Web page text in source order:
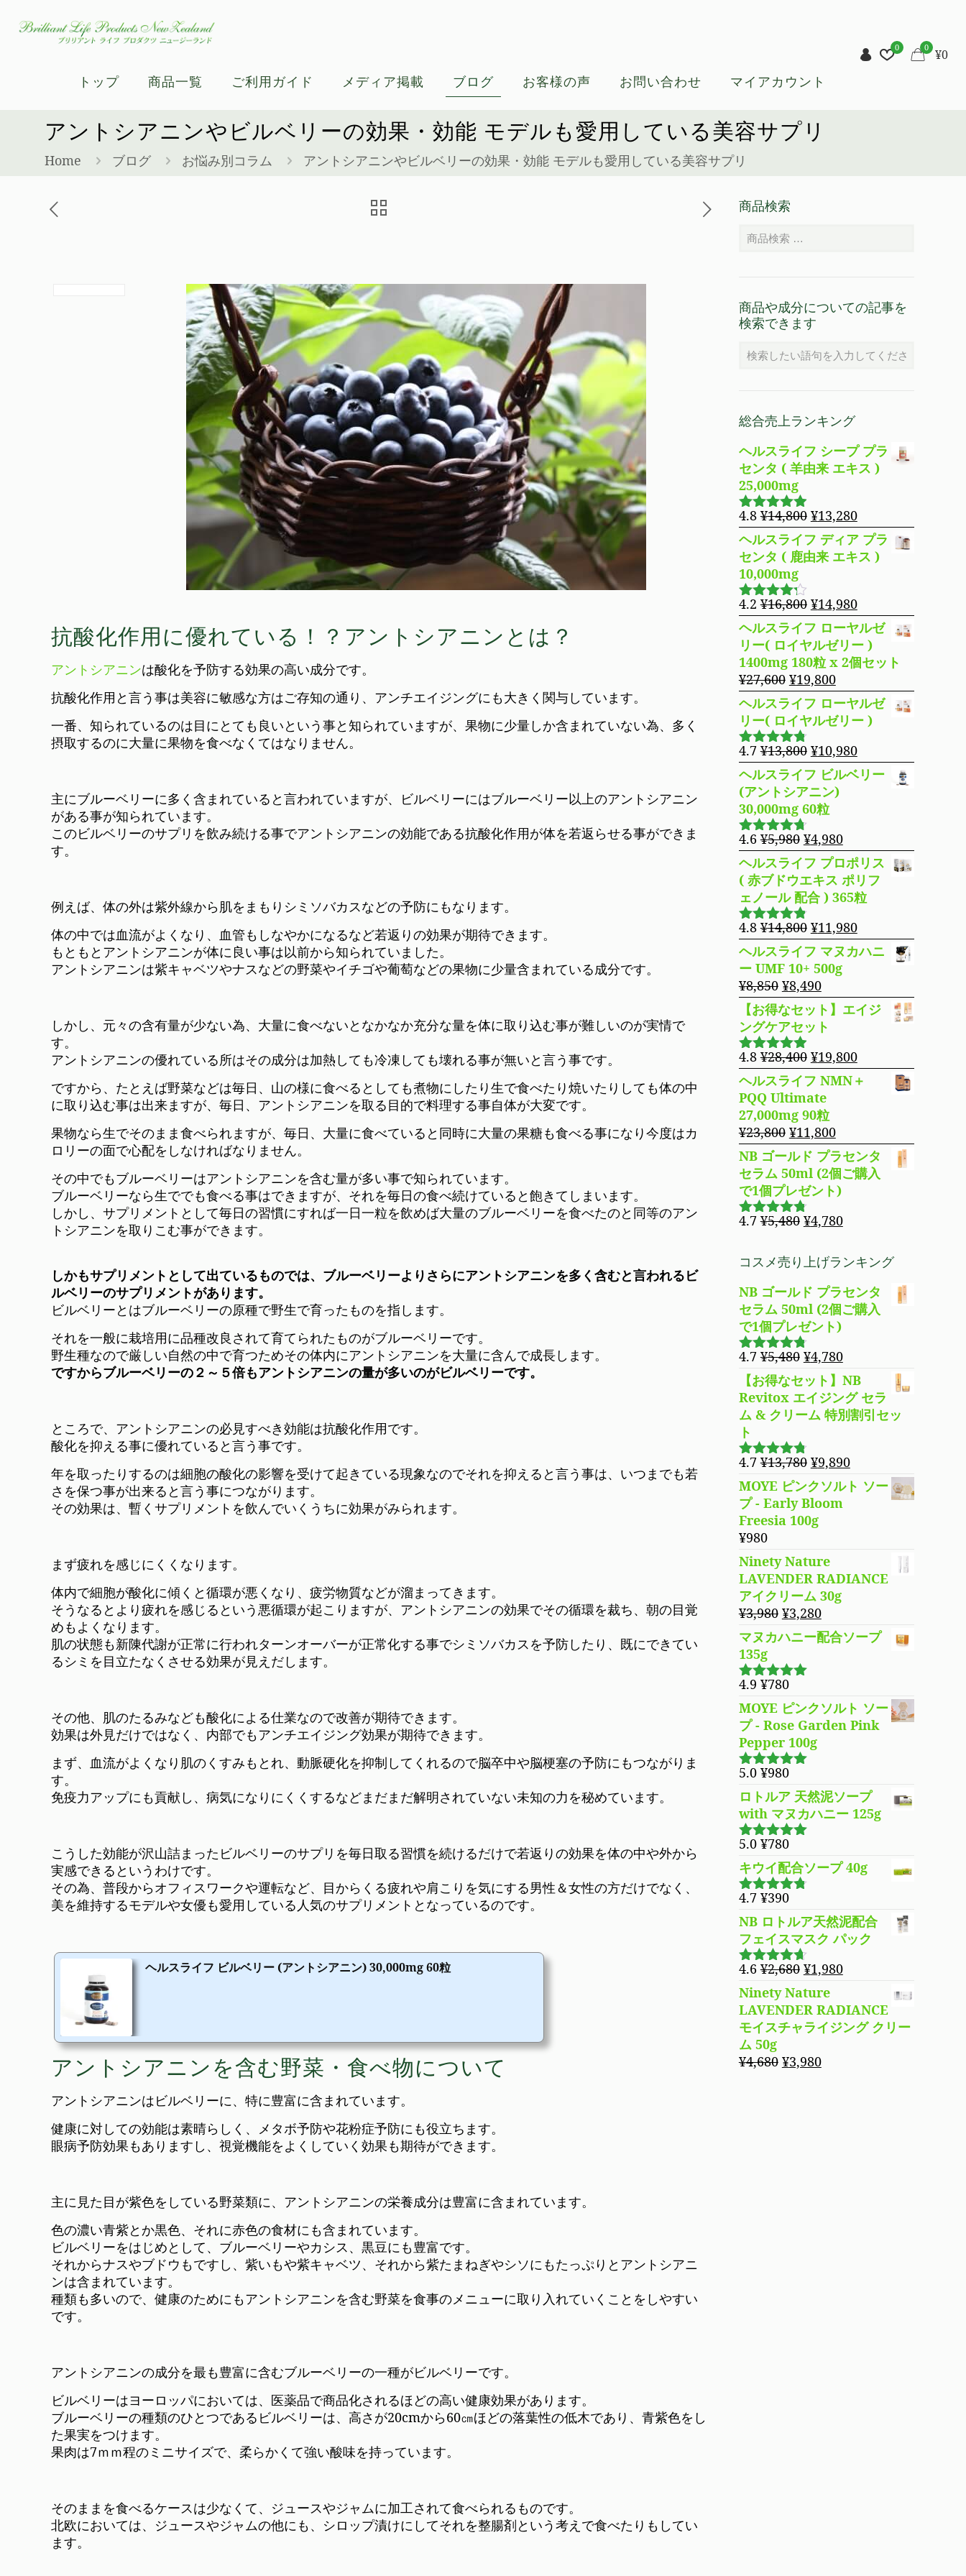
トップ 商品一覧 ご利用ガイド メディア掲載 ブログ お客様の声 お問い合わせ マイアカウント
0 0 ¥0
アントシアニンやビルベリーの効果・効能 モデルも愛用している美容サプリ
Home ブログ お悩み別コラム アントシアニンやビルベリーの効果・効能 モデルも愛用している美容サプリ
抗酸化作用に優れている！？アントシアニンとは？
アントシアニンは酸化を予防する効果の高い成分です。
抗酸化作用と言う事は美容に敏感な方はご存知の通り、アンチエイジングにも大きく関与しています。
一番、知られているのは目にとても良いという事と知られていますが、果物に少量しか含まれていない為、多く
摂取するのに大量に果物を食べなくてはなりません。
主にブルーベリーに多く含まれていると言われていますが、ビルベリーにはブルーベリー以上のアントシアニン
がある事が知られています。
このビルベリーのサプリを飲み続ける事でアントシアニンの効能である抗酸化作用が体を若返らせる事ができま
す。
例えば、体の外は紫外線から肌をまもりシミソバカスなどの予防にもなります。
体の中では血流がよくなり、血管もしなやかになるなど若返りの効果が期待できます。
もともとアントシアニンが体に良い事は以前から知られていました。
アントシアニンは紫キャベツやナスなどの野菜やイチゴや葡萄などの果物に少量含まれている成分です。
しかし、元々の含有量が少ない為、大量に食べないとなかなか充分な量を体に取り込む事が難しいのが実情で
す。
アントシアニンの優れている所はその成分は加熱しても冷凍しても壊れる事が無いと言う事です。
ですから、たとえば野菜などは毎日、山の様に食べるとしても煮物にしたり生で食べたり焼いたりしても体の中
に取り込む事は出来ますが、毎日、アントシアニンを取る目的で料理する事自体が大変です。
果物なら生でそのまま食べられますが、毎日、大量に食べていると同時に大量の果糖も食べる事になり今度はカ
ロリーの面で心配をしなければなりません。
その中でもブルーベリーはアントシアニンを含む量が多い事で知られています。
ブルーベリーなら生ででも食べる事はできますが、それを毎日の食べ続けていると飽きてしまいます。
しかし、サプリメントとして毎日の習慣にすれば一日一粒を飲めば大量のブルーベリーを食べたのと同等のアン
トシアニンを取りこむ事ができます。
しかもサプリメントとして出ているものでは、 ブルーベリーよりさらにアントシアニンを多く含むと言われるビ
ルベリーのサプリメントがあります。
ビルベリーとはブルーベリーの原種で野生で育ったものを指します。
それを一般に栽培用に品種改良されて育てられたものがブルーベリーです。
野生種なので厳しい自然の中で育つためその体内にアントシアニンを大量に含んで成長します。
ですからブルーベリーの２～５倍もアントシアニンの量が多いのがビルベリーです。
ところで、アントシアニンの必見すべき効能は抗酸化作用です。
酸化を抑える事に優れていると言う事です。
年を取ったりするのは細胞の酸化の影響を受けて起きている現象なのでそれを抑えると言う事は、いつまでも若
さを保つ事が出来ると言う事につながります。
その効果は、暫くサプリメントを飲んでいくうちに効果がみられます。
まず疲れを感じにくくなります。
体内で細胞が酸化に傾くと循環が悪くなり、疲労物質などが溜まってきます。
そうなるとより疲れを感じるという悪循環が起こりますが、アントシアニンの効果でその循環を裁ち、朝の目覚
めもよくなります。
肌の状態も新陳代謝が正常に行われターンオーバーが正常化する事でシミソバカスを予防したり、既にできてい
るシミを目立たなくさせる効果が見えだします。
その他、肌のたるみなども酸化による仕業なので改善が期待できます。
効果は外見だけではなく、内部でもアンチエイジング効果が期待できます。
まず、血流がよくなり肌のくすみもとれ、動脈硬化を抑制してくれるので脳卒中や脳梗塞の予防にもつながりま
す。
免疫力アップにも貢献し、病気になりにくくするなどまだまだ解明されていない未知の力を秘めています。
こうした効能が沢山詰まったビルベリーのサプリを毎日取る習慣を続けるだけで若返りの効果を体の中や外から
実感できるというわけです。
その為、普段からオフィスワークや運転など、目からくる疲れや肩こりを気にする男性＆女性の方だけでなく、
美を維持するモデルや女優も愛用している人気のサプリメントとなっているのです。
ヘルスライフ ビルベリー (アントシアニン) 30,000mg 60粒
アントシアニンを含む野菜・食べ物について
アントシアニンはビルベリーに、特に豊富に含まれています。
健康に対しての効能は素晴らしく、メタボ予防や花粉症予防にも役立ちます。
眼病予防効果もありますし、視覚機能をよくしていく効果も期待ができます。
主に見た目が紫色をしている野菜類に、アントシアニンの栄養成分は豊富に含まれています。
色の濃い青紫とか黒色、それに赤色の食材にも含まれています。
ビルベリーをはじめとして、ブルーベリーやカシス、黒豆にも豊富です。
それからナスやブドウもですし、紫いもや紫キャベツ、それから紫たまねぎやシソにもたっぷりとアントシアニ
ンは含まれています。
種類も多いので、健康のためにもアントシアニンを含む野菜を食事のメニューに取り入れていくことをしやすい
です。
アントシアニンの成分を最も豊富に含むブルーベリーの一種がビルベリーです。
ビルベリーはヨーロッパにおいては、医薬品で商品化されるほどの高い健康効果があります。
ブルーベリーの種類のひとつであるビルベリーは、高さが20cmから60㎝ほどの落葉性の低木であり、青紫色をし
た果実をつけます。
果肉は7ｍｍ程のミニサイズで、柔らかくて強い酸味を持っています。
そのままを食べるケースは少なくて、ジュースやジャムに加工されて食べられるものです。
北欧においては、ジュースやジャムの他にも、シロップ漬けにしてそれを整腸剤という考えで食べたりもしてい
ます。
商品検索
商品や成分についての記事を
検索できます
総合売上ランキング
ヘルスライフ シープ プラ
センタ ( 羊由来 エキス )
25,000mg
5段階で
4.83 の評
価
4.8 ¥14,800 元
の
価
格
¥14,800
で
し
た。
¥13,280現
在
の
価
は
¥13,280
で
す。
ヘルスライフ ディア プラ
センタ ( 鹿由来 エキス )
10,000mg
5段階で
4.19 の評
価
4.2 ¥16,800 元
の
価
格
は
¥16,800
で
し
¥14,980現
在
の
価
格
は
¥14,980
で
ヘルスライフ ローヤルゼ
リー( ロイヤルゼリー )
1400mg 180粒 x 2個セット
¥27,600 元
の
価
格
は
¥27,600
で
し
た。
¥19,800現
在
の
価
格
は
¥19,800
で
ヘルスライフ ローヤルゼ
リー( ロイヤルゼリー )
5段階で
4.69 の評
価
4.7 ¥13,800 元
の
価
格
は
¥13,800
で
し
た。
¥10,980現
在
の
¥10,980
で
す。
ヘルスライフ ビルベリー
(アントシアニン)
30,000mg 60粒
5段階で
4.63 の評
価
4.6 ¥5,980 元
の
価
格
は
¥5,980
で
し
た。
¥4,980現
在
の
価
格
は
¥4,980
で
す。
ヘルスライフ プロポリス
( 赤ブドウエキス ポリフ
ェノール 配合 ) 365粒
5段階で
4.76 の評
価
4.8 ¥14,800 元
の
価
格
は
¥14,800
で
た。
¥11,980現
在
の
格
は
す。
ヘルスライフ マヌカハニ
ー UMF 10+ 500g
¥8,850 元
の
価
格
は
¥8,850
で
し
た。
¥8,490現
在
の
価
格
は
¥8,490
で
す。
【お得なセット】エイジ
ングケアセット
5段階で
4.83 の評
価
4.8 ¥28,400 元
の
価
格
は
¥28,400
で
し
た。
¥19,800現
在
の
は
¥19,800
で
ヘルスライフ NMN＋
PQQ Ultimate
27,000mg 90粒
¥23,800 元
の
価
格
は
¥23,800
た。
¥11,800現
在
の
価
格
は
す。
NB ゴールド プラセンタ
セラム 50ml (2個ご購入
で1個プレゼント)
5段階で
4.7 ¥5,480 元
価
格
は
¥5,480
で
し
た。
¥4,780現
の
価
格
は
す。
コスメ売り上げランキング
NB ゴールド プラセンタ
セラム 50ml (2個ご購入
で1個プレゼント)
5段階で
4.69の評
価
4.7 ¥5,480 元
価
格
は
¥5,480
で
し
た。
¥4,780現
在
の
価
格
¥4,780
で
す。
【お得なセット】NB
Revitox エイジング セラ
ム & クリーム 特別割引セッ
ト
5段階で
4.70の評
価
4.7 ¥13,780 元
の
価
格
は
で
し
た。
¥9,890現
在
の
で
MOYE ピンクソルト ソー
プ - Early Bloom
Freesia 100g
¥980
Ninety Nature
LAVENDER RADIANCE
アイクリーム 30g
¥3,980 元
の
価
格
は
¥3,980
で
し
た。
¥3,280現
在
の
¥3,280
で
マヌカハニー配合ソープ
135g
5段階で
4.94の評価
4.9 ¥780
MOYE ピンクソルト ソー
プ - Rose Garden Pink
Pepper 100g
5段階で
5.00
の評価
5.0 ¥980
ロトルア 天然泥ソープ
with マヌカハニー 125g
5段階で
5.00の評価
5.0 ¥780
キウイ配合ソープ 40g
5段階で
4.70 の評
価
4.7 ¥390
NB ロトルア天然泥配合
フェイスマスク パック
5段階で
4.60
の評
価
4.6 ¥2,680 元
の
価
格
は
¥2,680
で
¥1,980現
の
価
格
Ninety Nature
LAVENDER RADIANCE
モイスチャライジング クリー
ム 50g
¥4,680 元
¥3,980現